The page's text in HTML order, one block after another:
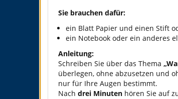
Sie brauchen dafür:
ein Blatt Papier und einen Stift
ein Notebook oder ein anderes
Anleitung:
Schreiben Sie über das Thema
überlegen, ohne abzusetzen und
nur für Ihre Augen bestimmt.
Nach drei Minuten hören Sie auf